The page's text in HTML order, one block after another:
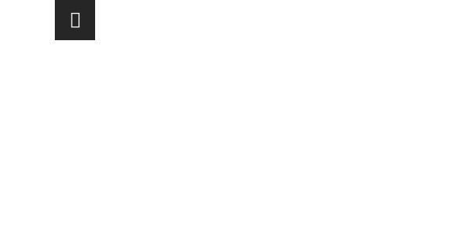
I
n